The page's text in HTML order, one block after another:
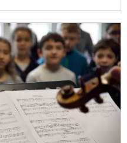
du soir et répétitions
d'actions musicales
des publics scolaires